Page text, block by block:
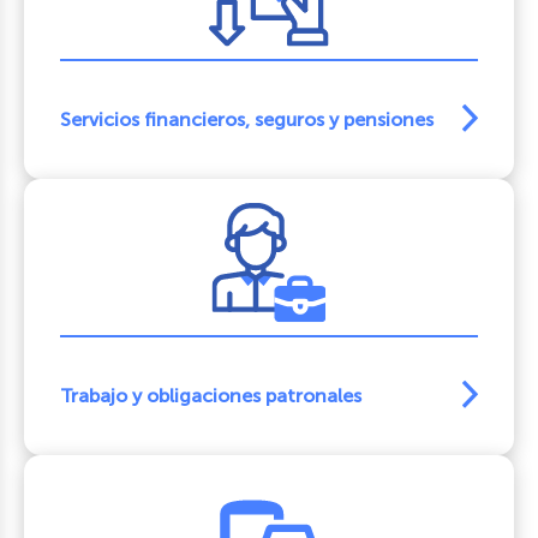
Servicios financieros, seguros y pensiones
Trabajo y obligaciones patronales